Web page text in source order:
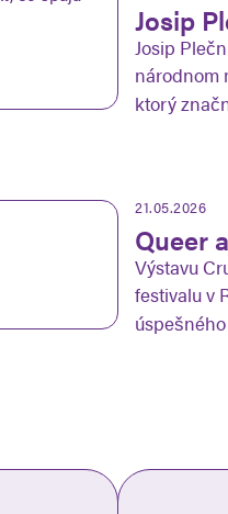
Josip
Josip
národnom
ktorý
21.05.2026
Queer
Výstavu
festivalu v